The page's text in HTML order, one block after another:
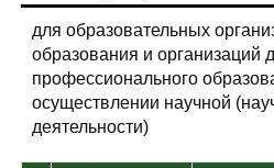
для образовательных
образования и организаций
профессионального
осуществлении научной
деятельности)